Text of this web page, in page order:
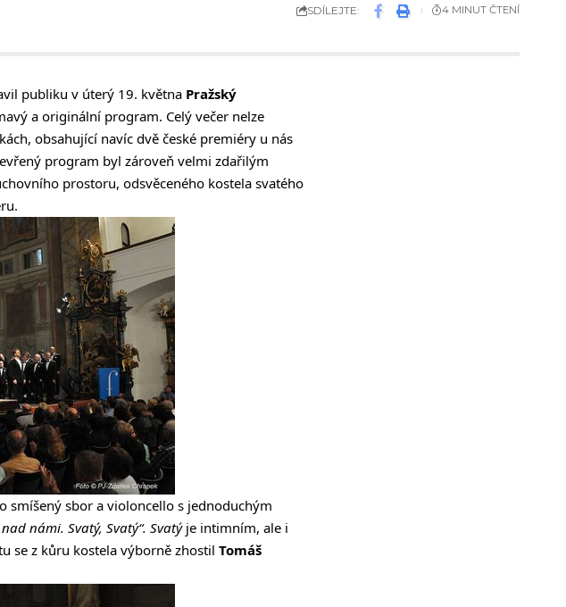
SDÍLEJTE: 4 MINUT ČTENÍ
publiku v úterý 19. května Pražský
a originální program. Celý večer nelze
obsahující navíc dvě české premiéry u nás
program byl zároveň velmi zdařilým
prostoru, odsvěceného kostela svatého
smíšený sbor a violoncello s jednoduchým
námi. Svatý, Svatý“. Svatýje intimním, ale i
se z kůru kostela výborně zhostil Tomáš